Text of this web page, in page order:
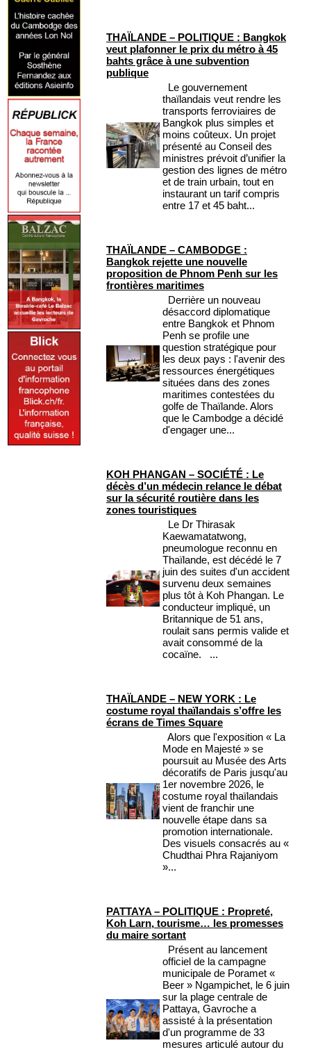
THAÏLANDE – POLITIQUE : Bangkok
veut plafonner le prix du métro à 45
bahts grâce à une subvention
publique
Le gouvernement
thaïlandais veut rendre les
transports ferroviaires de
Bangkok plus simples et
moins coûteux. Un projet
présenté au Conseil des
ministres prévoit d’unifier la
gestion des lignes de métro
et de train urbain, tout en
instaurant un tarif compris
entre 17 et 45 baht...
THAÏLANDE – CAMBODGE :
Bangkok rejette une nouvelle
proposition de Phnom Penh sur les
frontières maritimes
Derrière un nouveau
désaccord diplomatique
entre Bangkok et Phnom
Penh se profile une
question stratégique pour
les deux pays : l'avenir des
ressources énergétiques
situées dans des zones
maritimes contestées du
golfe de Thaïlande. Alors
que le Cambodge a décidé
d'engager une...
KOH PHANGAN – SOCIÉTÉ : Le
décès d’un médecin relance le débat
sur la sécurité routière dans les
zones touristiques
Le Dr Thirasak
Kaewamatatwong,
pneumologue reconnu en
Thaïlande, est décédé le 7
juin des suites d'un accident
survenu deux semaines
plus tôt à Koh Phangan. Le
conducteur impliqué, un
Britannique de 51 ans,
roulait sans permis valide et
avait consommé de la
cocaïne. ...
THAÏLANDE – NEW YORK : Le
costume royal thaïlandais s’offre les
écrans de Times Square
Alors que l'exposition « La
Mode en Majesté » se
poursuit au Musée des Arts
décoratifs de Paris jusqu'au
1er novembre 2026, le
costume royal thaïlandais
vient de franchir une
nouvelle étape dans sa
promotion internationale.
Des visuels consacrés au «
Chudthai Phra Rajaniyom
»...
PATTAYA – POLITIQUE : Propreté,
Koh Larn, tourisme… les promesses
du maire sortant
Présent au lancement
officiel de la campagne
municipale de Poramet «
Beer » Ngampichet, le 6 juin
sur la plage centrale de
Pattaya, Gavroche a
assisté à la présentation
d'un programme de 33
mesures articulé autour du